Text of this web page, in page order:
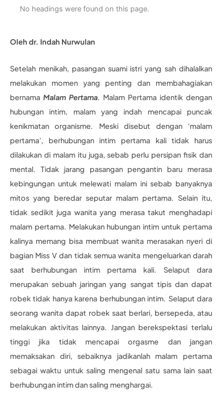
No headings were found on this page.
Oleh dr. Indah Nurwulan
Setelah menikah, pasangan suami istri yang sah dihalalkan
melakukan momen yang penting dan membahagiakan
bernama Malam Pertama. Malam Pertama identik dengan
hubungan intim, malam yang indah mencapai puncak
kenikmatan organisme. Meski disebut dengan ‘malam
pertama’, berhubungan intim pertama kali tidak harus
dilakukan di malam itu juga, sebab perlu persipan fisik dan
mental. Tidak jarang pasangan pengantin baru merasa
kebingungan untuk melewati malam ini sebab banyaknya
mitos yang beredar seputar malam pertama. Selain itu,
tidak sedikit juga wanita yang merasa takut menghadapi
malam pertama. Melakukan hubungan intim untuk pertama
kalinya memang bisa membuat wanita merasakan nyeri di
bagian Miss V dan tidak semua wanita mengeluarkan darah
saat berhubungan intim pertama kali. Selaput dara
merupakan sebuah jaringan yang sangat tipis dan dapat
robek tidak hanya karena berhubungan intim. Selaput dara
seorang wanita dapat robek saat berlari, bersepeda, atau
melakukan aktivitas lainnya. Jangan berekspektasi terlalu
tinggi jika tidak mencapai orgasme dan jangan
memaksakan diri, sebaiknya jadikanlah malam pertama
sebagai waktu untuk saling mengenal satu sama lain saat
berhubungan intim dan saling menghargai.